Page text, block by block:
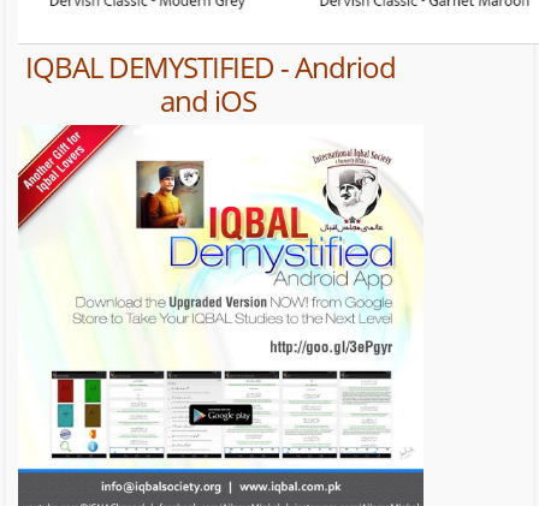
IQBAL DEMYSTIFIED - Andriod
and iOS